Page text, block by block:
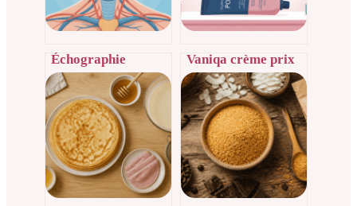
Échographie
cervicale :
déroulement,
résultats et enjeux
pour votre santé
Vaniqa crème prix
en pharmacie : ce
qu’il faut vraiment
savoir